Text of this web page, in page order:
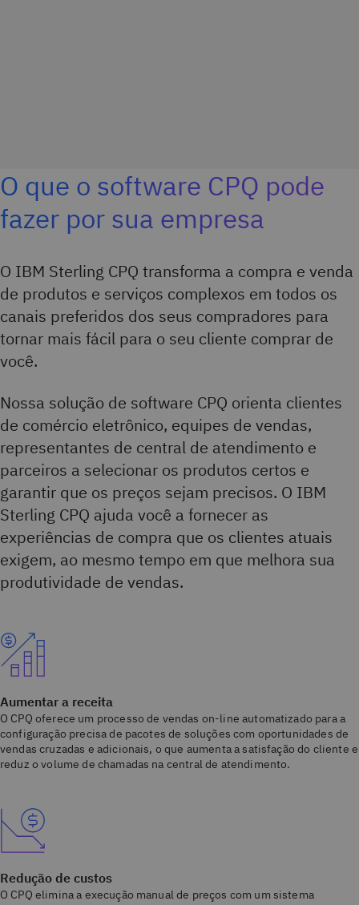
O que o software CPQ pode
fazer por sua empresa
O IBM Sterling CPQ transforma a compra e venda
de produtos e serviços complexos em todos os
canais preferidos dos seus compradores para
tornar mais fácil para o seu cliente comprar de
você.
Nossa solução de software CPQ orienta clientes
de comércio eletrônico, equipes de vendas,
representantes de central de atendimento e
parceiros a selecionar os produtos certos e
garantir que os preços sejam precisos. O IBM
Sterling CPQ ajuda você a fornecer as
experiências de compra que os clientes atuais
exigem, ao mesmo tempo em que melhora sua
produtividade de vendas.
Aumentar a receita
O CPQ oferece um processo de vendas on-line automatizado para a
configuração precisa de pacotes de soluções com oportunidades de
vendas cruzadas e adicionais, o que aumenta a satisfação do cliente e
reduz o volume de chamadas na central de atendimento.
Redução de custos
O CPQ elimina a execução manual de preços com um sistema